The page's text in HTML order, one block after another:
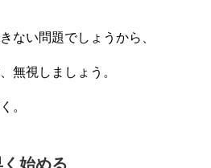
ない問題でしょうから、
無視しましょう。
。
始める